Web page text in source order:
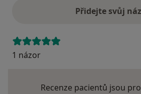
Přidejte svůj
1 názor
Recenze pacientů jsou